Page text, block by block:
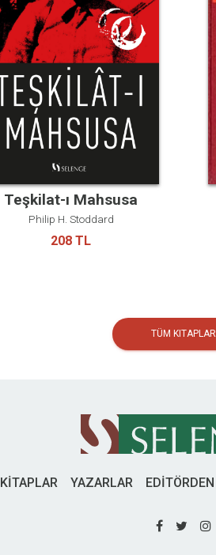
Teşkilat-ı Mahsusa
Philip H. Stoddard
208 TL
TÜM KITAPLAR
KİTAPLAR YAZARLAR EDİTÖRDEN